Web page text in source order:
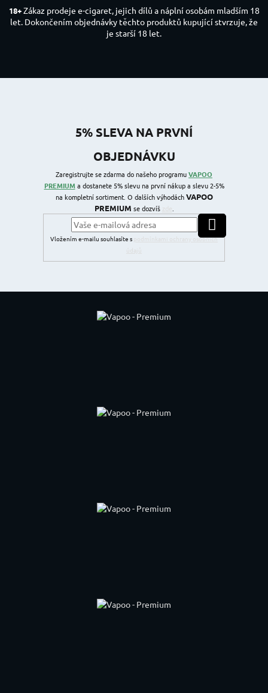
18+Zákaz prodeje e-cigaret, jejich dílů a náplní osobám mladším 18
let. Dokončením objednávky těchto produktů kupující stvrzuje, že
je starší 18 let.
5% SLEVA NA PRVNÍ
OBJEDNÁVKU
Zaregistrujte se zdarma do našeho programuVAPOO
PREMIUM a dostanete 5% slevu na první nákup a slevu 2-5%
na kompletní sortiment. O dalších výhodáchVAPOO
PREMIUM se dozvíš
Vložením e-mailu souhlasíte s
podmínkami ochrany osobních